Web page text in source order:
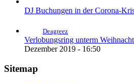
DJ Buchungen in der Corona-
Deagreez
Verlobungsring unterm
Dezember 2019 - 16:50
Sitemap